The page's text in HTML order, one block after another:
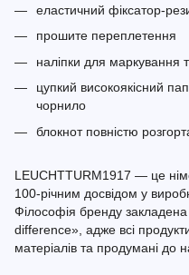
еластичний фіксатор-
прошите переплетення
наліпки для маркування
цупкий високоякісний
чорнило
блокнот повністю
LEUCHTTURM1917 — це
100-річним досвідом у
Філософія бренду
difference», адже всі
матеріалів та продумані до